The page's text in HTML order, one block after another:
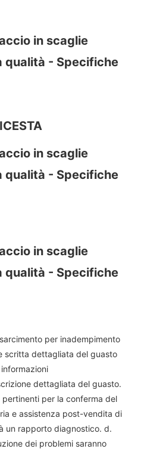
per inadempimento
scritta dettagliata del guasto
dettagliata del guasto.
pertinenti per la conferma del
e assistenza post-vendita di
un rapporto diagnostico. d.
dei problemi saranno